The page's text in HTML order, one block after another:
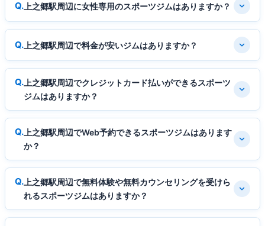
上之郷駅周辺に女性専用のスポーツジムはありますか？
上之郷駅周辺で料金が安いジムはありますか？
上之郷駅周辺でクレジットカード払いができるスポーツ
ジムはありますか？
上之郷駅周辺でWeb予約できるスポーツジムはあります
か？
上之郷駅周辺で無料体験や無料カウンセリングを受けら
れるスポーツジムはありますか？